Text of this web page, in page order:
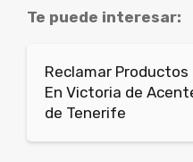
Te puede interesar:
Reclamar
En Victoria de
de Tenerife